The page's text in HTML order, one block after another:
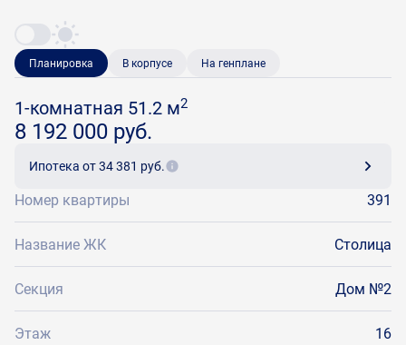
Планировка В корпусе На генплане
1-комнатная 51.2 м2
8 192 000 руб.
Ипотека от 34 381 руб.
Номер квартиры 391
Название ЖК Столица
Секция Дом №2
Этаж 16